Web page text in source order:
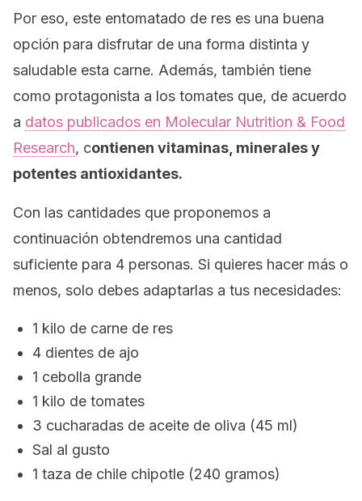
Por eso, este entomatado de res es una buena
opción para disfrutar de una forma distinta y
saludable esta carne. Además, también tiene
como protagonista a los tomates que, de acuerdo
a datos publicados en Molecular Nutrition & Food
Research, contienen vitaminas, minerales y
potentes antioxidantes.
Con las cantidades que proponemos a
continuación obtendremos una cantidad
suficiente para 4 personas. Si quieres hacer más o
menos, solo debes adaptarlas a tus necesidades:
1 kilo de carne de res
4 dientes de ajo
1 cebolla grande
1 kilo de tomates
3 cucharadas de aceite de oliva (45 ml)
Sal al gusto
1 taza de chile chipotle (240 gramos)